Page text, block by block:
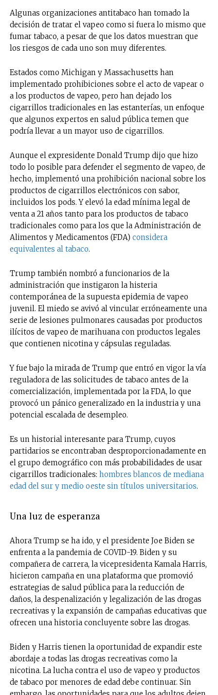
Algunas organizaciones antitabaco han tomado la
decisión de tratar el vapeo como si fuera lo mismo que
fumar tabaco, a pesar de que los datos muestran que
los riesgos de cada uno son muy diferentes.
Estados como Michigan y Massachusetts han
implementado prohibiciones sobre el acto de vapear o
a los productos de vapeo, pero han dejado los
cigarrillos tradicionales en las estanterías, un enfoque
que algunos expertos en salud pública temen que
podría llevar a un mayor uso de cigarrillos.
Aunque el expresidente Donald Trump dijo que hizo
todo lo posible para defender el segmento de vapeo, de
hecho, implementó una prohibición nacional sobre los
productos de cigarrillos electrónicos con sabor,
incluidos los pods. Y elevó la edad mínima legal de
venta a 21 años tanto para los productos de tabaco
tradicionales como para los que la Administración de
Alimentos y Medicamentos (FDA) considera
equivalentes al tabaco.
Trump también nombró a funcionarios de la
administración que instigaron la histeria
contemporánea de la supuesta epidemia de vapeo
juvenil. El miedo se avivó al vincular erróneamente una
serie de lesiones pulmonares causadas por productos
ilícitos de vapeo de marihuana con productos legales
que contienen nicotina y cápsulas reguladas.
Y fue bajo la mirada de Trump que entró en vigor la vía
reguladora de las solicitudes de tabaco antes de la
comercialización, implementada por la FDA, lo que
provocó un pánico generalizado en la industria y una
potencial escalada de desempleo.
Es un historial interesante para Trump, cuyos
partidarios se encontraban desproporcionadamente en
el grupo demográfico con más probabilidades de usar
cigarrillos tradicionales: hombres blancos de mediana
edad del sur y medio oeste sin títulos universitarios.
Una luz de esperanza
Ahora Trump se ha ido, y el presidente Joe Biden se
enfrenta a la pandemia de COVID-19. Biden y su
compañera de carrera, la vicepresidenta Kamala Harris,
hicieron campaña en una plataforma que promovió
estrategias de salud pública para la reducción de
daños, la despenalización y legalización de las drogas
recreativas y la expansión de campañas educativas que
ofrecen una historia concluyente sobre las drogas.
Biden y Harris tienen la oportunidad de expandir este
abordaje a todas las drogas recreativas como la
nicotina. La lucha contra el uso de vapeo y productos
de tabaco por menores de edad debe continuar. Sin